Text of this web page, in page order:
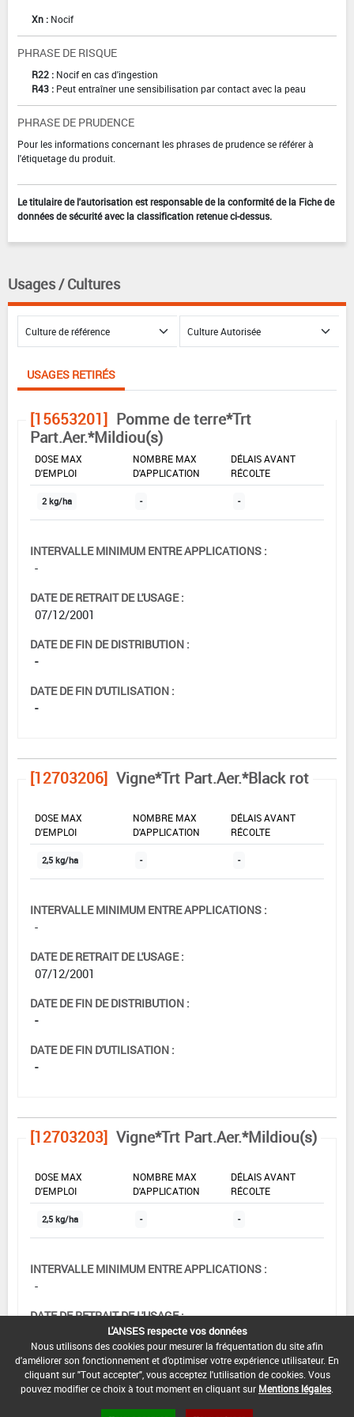
Xn : Nocif
PHRASE DE RISQUE
R22 : Nocif en cas d'ingestion
R43 : Peut entraîner une sensibilisation par contact avec la peau
PHRASE DE PRUDENCE
Pour les informations concernant les phrases de prudence se référer à
l'étiquetage du produit.
Le titulaire de l'autorisation est responsable de la conformité de la Fiche de
données de sécurité avec la classification retenue ci-dessus.
Usages / Cultures
USAGES RETIRÉS
[15653201] Pomme de terre*Trt
Part.Aer.*Mildiou(s)
DOSE MAX
D'EMPLOI
NOMBRE MAX
D'APPLICATION
DÉLAIS AVANT
RÉCOLTE
2 kg/ha - -
INTERVALLE MINIMUM ENTRE APPLICATIONS :
-
DATE DE RETRAIT DE L'USAGE :
07/12/2001
DATE DE FIN DE DISTRIBUTION :
-
DATE DE FIN D'UTILISATION :
-
[12703206] Vigne*Trt Part.Aer.*Black rot
DOSE MAX
D'EMPLOI
NOMBRE MAX
D'APPLICATION
DÉLAIS AVANT
RÉCOLTE
2,5 kg/ha - -
INTERVALLE MINIMUM ENTRE APPLICATIONS :
-
DATE DE RETRAIT DE L'USAGE :
07/12/2001
DATE DE FIN DE DISTRIBUTION :
-
DATE DE FIN D'UTILISATION :
-
[12703203] Vigne*Trt Part.Aer.*Mildiou(s)
DOSE MAX
D'EMPLOI
NOMBRE MAX
D'APPLICATION
DÉLAIS AVANT
RÉCOLTE
2,5 kg/ha - -
INTERVALLE MINIMUM ENTRE APPLICATIONS :
-
DATE DE RETRAIT DE L'USAGE :
DATE DE FIN DE DISTRIBUTION :
-
DATE DE FIN D'UTILISATION :
L'ANSES respecte vos données
Nous utilisons des cookies pour mesurer la fréquentation du site afin
d'améliorer son fonctionnement et d'optimiser votre expérience utilisateur. En
cliquant sur "Tout accepter", vous acceptez l'utilisation de cookies. Vous
pouvez modifier ce choix à tout moment en cliquant sur Mentions légales